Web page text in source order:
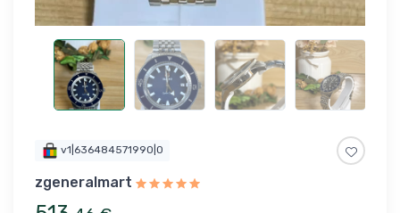
v1|636484571990|0
zgeneralmart